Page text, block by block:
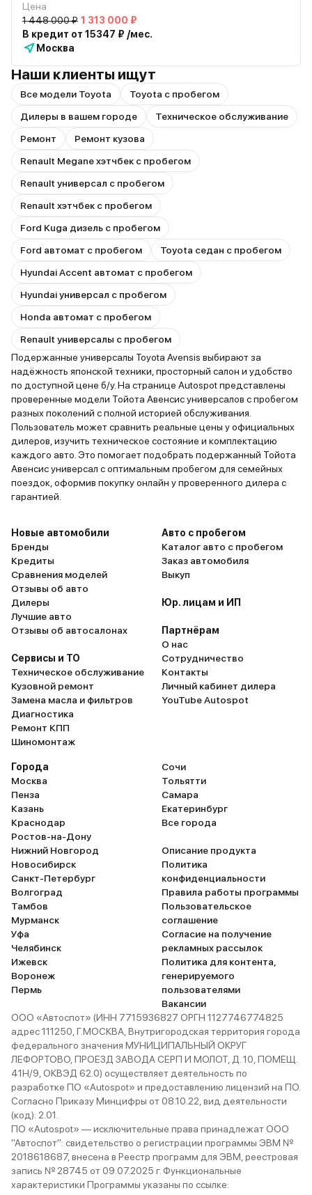
Цена
1 448 000 ₽ 1 313 000 ₽
В кредит от 15347 ₽ /мес.
Москва
Наши клиенты ищут
Все модели Toyota
Toyota с пробегом
Дилеры в вашем городе
Техническое обслуживание
Ремонт
Ремонт кузова
Renault Megane хэтчбек с пробегом
Renault универсал с пробегом
Renault хэтчбек с пробегом
Ford Kuga дизель с пробегом
Ford автомат с пробегом
Toyota седан с пробегом
Hyundai Accent автомат с пробегом
Hyundai универсал с пробегом
Honda автомат с пробегом
Renault универсалы с пробегом
Подержанные универсалы Toyota Avensis выбирают за
надёжность японской техники, просторный салон и удобство
по доступной цене б/у. На странице Autospot представлены
проверенные модели Тойота Авенсис универсалов с пробегом
разных поколений с полной историей обслуживания.
Пользователь может сравнить реальные цены у официальных
дилеров, изучить техническое состояние и комплектацию
каждого авто. Это помогает подобрать подержанный Тойота
Авенсис универсал с оптимальным пробегом для семейных
поездок, оформив покупку онлайн у проверенного дилера с
гарантией.
Новые автомобили
Бренды
Кредиты
Сравнения моделей
Отзывы об авто
Дилеры
Лучшие авто
Отзывы об автосалонах
Сервисы и ТО
Техническое обслуживание
Кузовной ремонт
Замена масла и фильтров
Диагностика
Ремонт КПП
Шиномонтаж
Авто с пробегом
Каталог авто с пробегом
Заказ автомобиля
Выкуп
Юр. лицам и ИП
Партнёрам
О нас
Сотрудничество
Контакты
Личный кабинет дилера
YouTube Autospot
Города
Москва
Пенза
Казань
Краснодар
Ростов-на-Дону
Нижний Новгород
Новосибирск
Санкт-Петербург
Волгоград
Тамбов
Мурманск
Уфа
Челябинск
Ижевск
Воронеж
Пермь
Сочи
Тольятти
Самара
Екатеринбург
Все города
Описание продукта
Политика
конфиденциальности
Правила работы программы
Пользовательское
соглашение
Согласие на получение
рекламных рассылок
Политика для контента,
генерируемого
пользователями
Вакансии
ООО «Автоспот» (ИНН 7715936827 ОРГН 1127746774825
адрес 111250, Г.МОСКВА, Внутригородская территория города
федерального значения МУНИЦИПАЛЬНЫЙ ОКРУГ
ЛЕФОРТОВО, ПРОЕЗД ЗАВОДА СЕРП И МОЛОТ, Д. 10, ПОМЕЩ.
41Н/9, ОКВЭД 62.0) осуществляет деятельность по
разработке ПО «Autospot» и предоставлению лицензий на ПО.
Согласно Приказу Минцифры от 08.10.22, вид деятельности
(код): 2.01.
ПО «Autospot» — исключительные права принадлежат ООО
"Автоспот": свидетельство о регистрации программы ЭВМ №
2018618687, внесена в Реестр программ для ЭВМ, реестровая
запись № 28745 от 09.07.2025 г. Функциональные
характеристики Программы указаны по ссылке: